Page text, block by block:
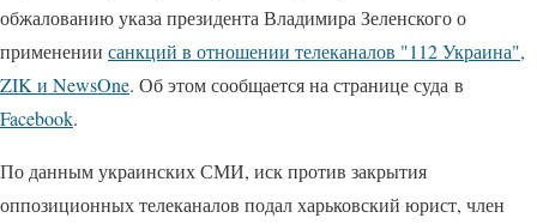
обжалованию указа президента Владимира Зеленского о
применении санкций в отношении телеканалов "112 Украина",
ZIK и NewsOne. Об этом сообщается на странице суда в
Facebook.
По данным украинских СМИ, иск против закрытия
оппозиционных телеканалов подал харьковский юрист, член